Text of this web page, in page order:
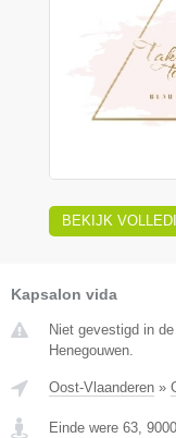
BEKIJK
Kapsalon vida
Niet gevestigd in
Henegouwen.
Oost-Vlaanderen »
Einde were 63, 9000